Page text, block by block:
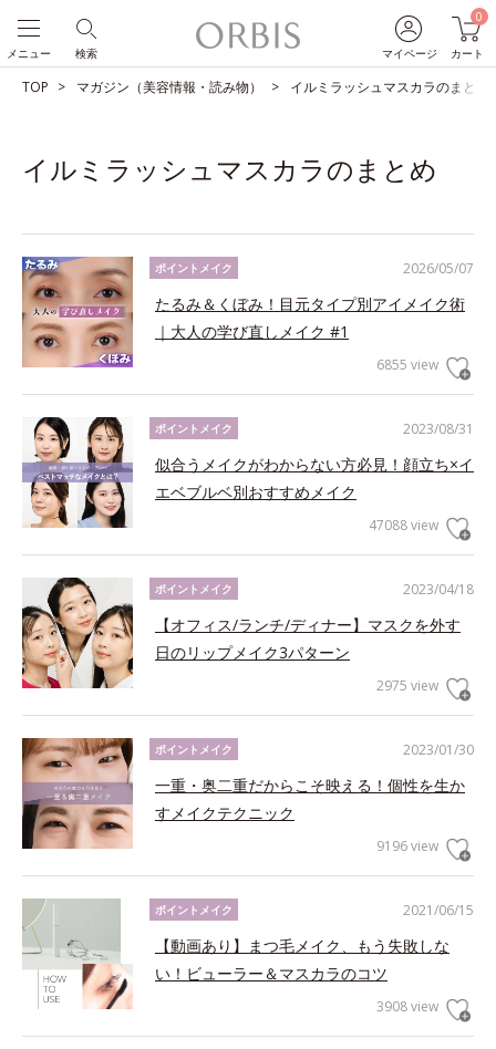
マイページ
0
カート
検索
メニュー
TOP マガジン（美容情報・読み物） イルミラッシュマスカラのまとめ
イルミラッシュマスカラのまとめ
2026/05/07
ポイントメイク
たるみ＆くぼみ！目元タイプ別アイメイク術
｜大人の学び直しメイク #1
6855 view
2023/08/31
ポイントメイク
似合うメイクがわからない方必見！顔立ち×イ
エベブルベ別おすすめメイク
47088 view
2023/04/18
ポイントメイク
【オフィス/ランチ/ディナー】マスクを外す
日のリップメイク3パターン
2975 view
2023/01/30
ポイントメイク
一重・奥二重だからこそ映える！個性を生か
すメイクテクニック
9196 view
2021/06/15
ポイントメイク
【動画あり】まつ毛メイク、もう失敗しな
い！ビューラー＆マスカラのコツ
3908 view